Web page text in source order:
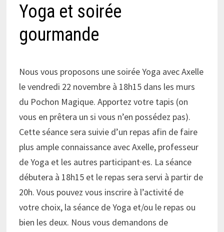
Yoga et soirée
gourmande
Nous vous proposons une soirée Yoga avec Axelle
le vendredi 22 novembre à 18h15 dans les murs
du Pochon Magique. Apportez votre tapis (on
vous en prêtera un si vous n’en possédez pas).
Cette séance sera suivie d’un repas afin de faire
plus ample connaissance avec Axelle, professeur
de Yoga et les autres participant·es. La séance
débutera à 18h15 et le repas sera servi à partir de
20h. Vous pouvez vous inscrire à l’activité de
votre choix, la séance de Yoga et/ou le repas ou
bien les deux. Nous vous demandons de